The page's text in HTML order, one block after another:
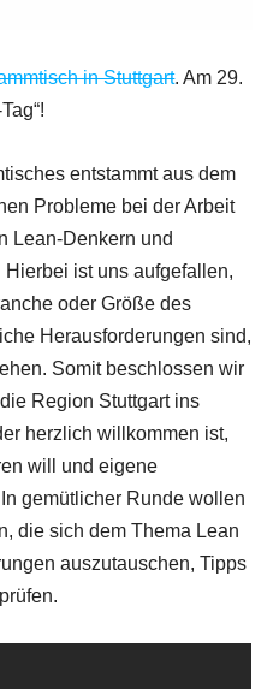
in Stuttgart. Am 29.
entstammt aus dem
Probleme bei der Arbeit
Lean-Denkern und
ist uns aufgefallen,
oder Größe des
Herausforderungen sind,
Somit beschlossen wir
Region Stuttgart ins
herzlich willkommen ist,
will und eigene
gemütlicher Runde wollen
die sich dem Thema Lean
auszutauschen, Tipps